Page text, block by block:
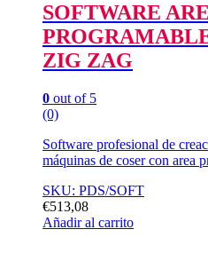
SOFTWARE
ZIG ZAG
0 out of 5
(0)
Software profesional de
máquinas de coser con area
SKU: PDS/SOFT
€513,08
Añadir al carrito